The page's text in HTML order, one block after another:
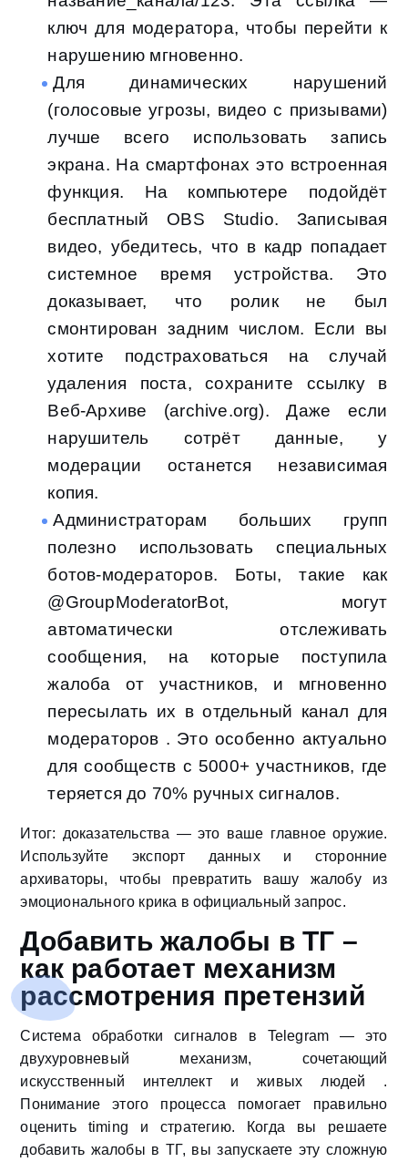
ключ для модератора, чтобы перейти к
нарушению мгновенно.
Для динамических нарушений
(голосовые угрозы, видео с призывами)
лучше всего использовать запись
экрана. На смартфонах это встроенная
функция. На компьютере подойдёт
бесплатный OBS Studio. Записывая
видео, убедитесь, что в кадр попадает
системное время устройства. Это
доказывает, что ролик не был
смонтирован задним числом. Если вы
хотите подстраховаться на случай
удаления поста, сохраните ссылку в
Веб-Архиве (archive.org). Даже если
нарушитель сотрёт данные, у
модерации останется независимая
копия.
Администраторам больших групп
полезно использовать специальных
ботов-модераторов. Боты, такие как
@GroupModeratorBot, могут
автоматически отслеживать
сообщения, на которые поступила
жалоба от участников, и мгновенно
пересылать их в отдельный канал для
модераторов . Это особенно актуально
для сообществ с 5000+ участников, где
теряется до 70% ручных сигналов.
Итог: доказательства — это ваше главное оружие.
Используйте экспорт данных и сторонние
архиваторы, чтобы превратить вашу жалобу из
эмоционального крика в официальный запрос.
Добавить жалобы в ТГ –
как работает механизм
рассмотрения претензий
Система обработки сигналов в Telegram — это
двухуровневый механизм, сочетающий
искусственный интеллект и живых людей .
Понимание этого процесса помогает правильно
оценить timing и стратегию. Когда вы решаете
добавить жалобы в ТГ, вы запускаете эту сложную